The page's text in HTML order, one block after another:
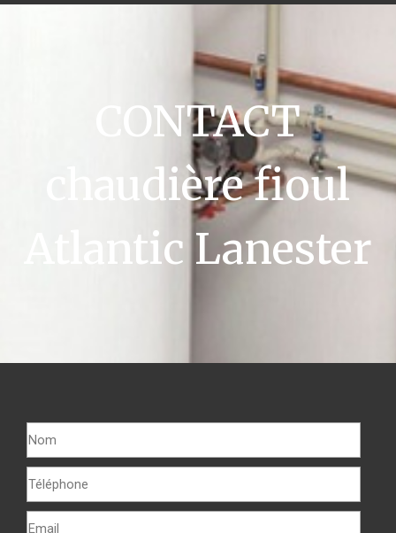
CONTACT
chaudière fioul
Atlantic Lanester